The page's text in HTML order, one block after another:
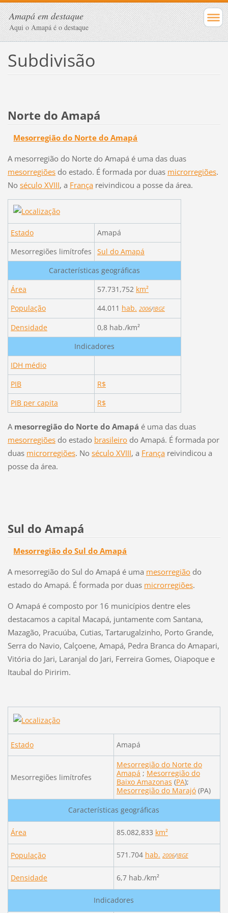
Amapá em destaque
Aqui o Amapá é o destaque
Subdivisão
Norte do Amapá
Mesorregião do Norte do Amapá
A mesorregião do Norte do Amapá é uma das duas
mesorregiõesdo estado. É formada por duas microrregiões.
No século XVIII, a Françareivindicou a posse da área.
Estado
Amapá
Mesorregiões limítrofes
Sul do Amapá
Características geográficas
Área
57.731,752 km²
População
44.011 hab. 2006/IBGE
Densidade
0,8 hab./km²
Indicadores
IDH médio
PIB
R$
PIB per capita
R$
A mesorregião do Norte do Amapá é uma das duas
mesorregiõesdo estado brasileirodo Amapá. É formada por
duas microrregiões. No século XVIII, a Françareivindicou a
posse da área.
Sul do Amapá
Mesorregião do Sul do Amapá
A mesorregião do Sul do Amapá é uma mesorregiãodo
estado do Amapá. É formada por duas microrregiões.
O Amapá é composto por 16 municípios dentre eles
destacamos a capital Macapá, juntamente com Santana,
Mazagão, Pracuúba, Cutias, Tartarugalzinho, Porto Grande,
Serra do Navio, Calçoene, Amapá, Pedra Branca do Amapari,
Vitória do Jari, Laranjal do Jari, Ferreira Gomes, Oiapoque e
Itaubal do Piririm.
Estado Amapá
Mesorregiões limítrofes
Mesorregião do Norte do
Amapá ; Mesorregião do
Baixo Amazonas (PA);
Mesorregião do Marajó(PA)
Características geográficas
Área 85.082,833 km²
População 571.704 hab. 2006/IBGE
Densidade 6,7 hab./km²
Indicadores